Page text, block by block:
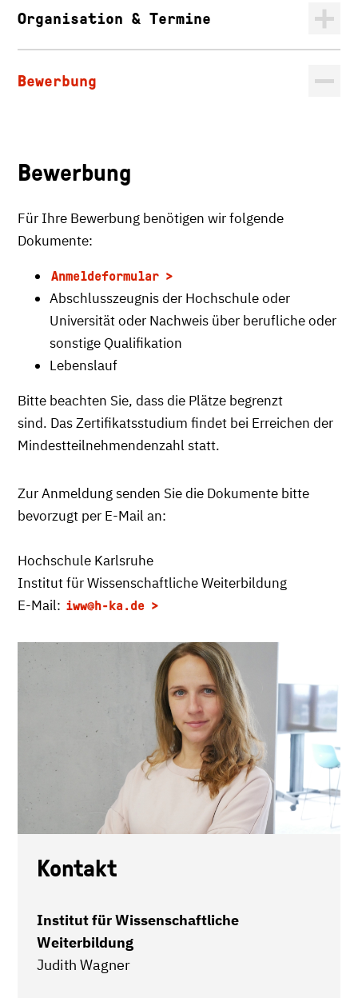
Organisation & Termine
Bewerbung
Bewerbung
Für Ihre Bewerbung benötigen wir folgende
Dokumente:
Anmeldeformular
Abschlusszeugnis der Hochschule oder
Universität oder Nachweis über berufliche oder
sonstige Qualifikation
Lebenslauf
Bitte beachten Sie, dass die Plätze begrenzt
sind. Das Zertifikatsstudium findet bei Erreichen der
Mindestteilnehmendenzahl statt.
Zur Anmeldung senden Sie die Dokumente bitte
bevorzugt per E-Mail an:
Hochschule Karlsruhe
Institut für Wissenschaftliche Weiterbildung
E-Mail: iww@h-ka.de
Kontakt
Institut für Wissenschaftliche
Weiterbildung
Judith Wagner